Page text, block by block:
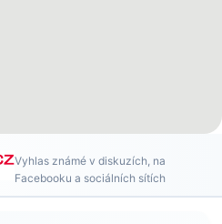
Vyhlas známé v diskuzích, na
Facebooku a sociálních sítích